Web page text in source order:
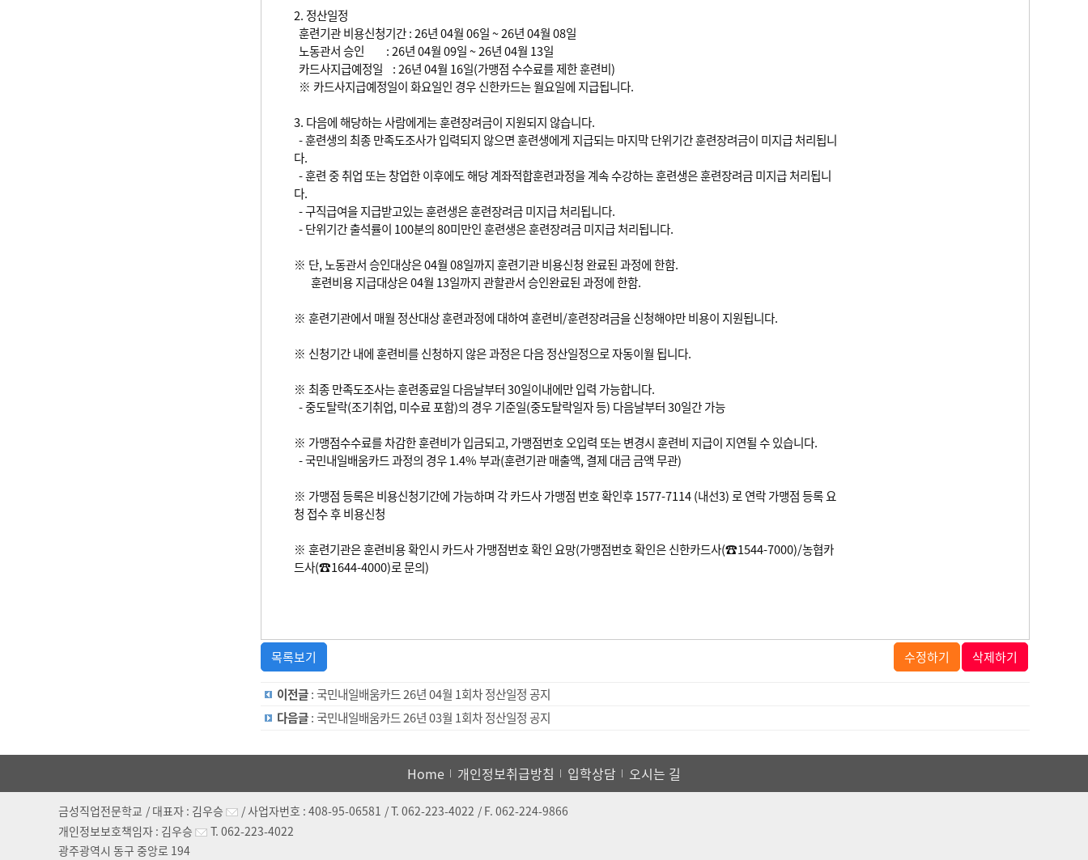
2. 정산일정
훈련기관 비용신청기간 : 26년 04월 06일 ~ 26년 04월 08일
노동관서 승인 : 26년 04월 09일 ~ 26년 04월 13일
카드사지급예정일 : 26년 04월 16일(가맹점 수수료를 제한 훈련비)
※ 카드사지급예정일이 화요일인 경우 신한카드는 월요일에 지급됩니다.
3. 다음에 해당하는 사람에게는 훈련장려금이 지원되지 않습니다.
- 훈련생의 최종 만족도조사가 입력되지 않으면 훈련생에게 지급되는 마지막 단위기간 훈련장려금이 미지급 처리됩니
다.
- 훈련 중 취업 또는 창업한 이후에도 해당 계좌적합훈련과정을 계속 수강하는 훈련생은 훈련장려금 미지급 처리됩니
다.
- 구직급여을 지급받고있는 훈련생은 훈련장려금 미지급 처리됩니다.
- 단위기간 출석률이 100분의 80미만인 훈련생은 훈련장려금 미지급 처리됩니다.
※ 단, 노동관서 승인대상은 04월 08일까지 훈련기관 비용신청 완료된 과정에 한함.
훈련비용 지급대상은 04월 13일까지 관할관서 승인완료된 과정에 한함.
※ 훈련기관에서 매월 정산대상 훈련과정에 대하여 훈련비/훈련장려금을 신청해야만 비용이 지원됩니다.
※ 신청기간 내에 훈련비를 신청하지 않은 과정은 다음 정산일정으로 자동이월 됩니다.
※ 최종 만족도조사는 훈련종료일 다음날부터 30일이내에만 입력 가능합니다.
- 중도탈락(조기취업, 미수료 포함)의 경우 기준일(중도탈락일자 등) 다음날부터 30일간 가능
※ 가맹점수수료를 차감한 훈련비가 입금되고, 가맹점번호 오입력 또는 변경시 훈련비 지급이 지연될 수 있습니다.
- 국민내일배움카드 과정의 경우 1.4% 부과(훈련기관 매출액, 결제 대금 금액 무관)
※ 가맹점 등록은 비용신청기간에 가능하며 각 카드사 가맹점 번호 확인후 1577-7114 (내선3) 로 연락 가맹점 등록 요
청 접수 후 비용신청
※ 훈련기관은 훈련비용 확인시 카드사 가맹점번호 확인 요망(가맹점번호 확인은 신한카드사(☎1544-7000)/농협카
드사(☎1644-4000)로 문의)
목록보기 수정하기 삭제하기
이전글: 국민내일배움카드 26년 04월 1회차 정산일정 공지
다음글: 국민내일배움카드 26년 03월 1회차 정산일정 공지
Home 개인정보취급방침 입학상담 오시는 길
금성직업전문학교 / 대표자 : 김우승 / 사업자번호 : 408-95-06581 / T. 062-223-4022 / F. 062-224-9866
개인정보보호책임자 : 김우승 T. 062-223-4022
광주광역시 동구 중앙로 194